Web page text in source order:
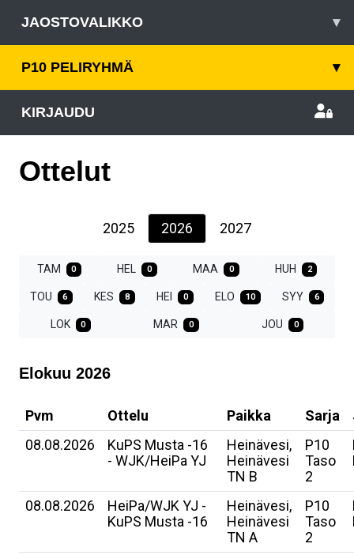
JAOSTOVALIKKO ▾
P10 PELIRYHMÄ ▾
KIRJAUDU
Ottelut
2025 2026 2027
TAM 0 HEL 0 MAA 0 HUH 2
TOU 6 KES 8 HEI 0 ELO 10 SYY 6
LOK 0 MAR 0 JOU 0
Elokuu 2026
Pvm Ottelu Paikka Sarja
08.08.2026
KuPS Musta -16
- WJK/HeiPa YJ
Heinävesi,
Heinävesi
TN B
P10
Taso
2
08.08.2026
HeiPa/WJK YJ -
KuPS Musta -16
Heinävesi,
Heinävesi
TN A
P10
Taso
2